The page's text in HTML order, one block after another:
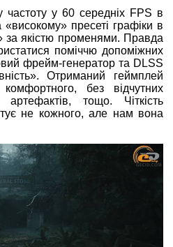
у 60 середніх FPS в
пресеті графіки в
за якістю променями. Правда
поміччю допоміжних
фрейм-генератор та DLSS
Отриманий геймплей
без відчутних
тощо. Чіткість
не кожного, але нам вона